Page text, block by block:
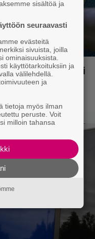
Neillin viimeiseksi
sisältöä ja
seuraavasti
evästeitä
sivuista, joilla
ominaisuuksista.
käyttötarkoituksiin ja
välilehdellä.
ja
tietoja myös ilman
peruste. Voit
milloin tahansa